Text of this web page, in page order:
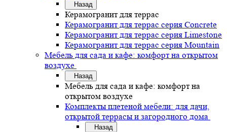
Назад
Керамогранит для террас
Керамогранит для террас серия Concrete
Керамогранит для террас серия Limestone
Керамогранит для террас серия Mountain
Мебель для сада и кафе: комфорт на открытом
воздухе
Назад
Мебель для сада и кафе: комфорт на
открытом воздухе
Комплекты плетеной мебели: для дачи,
открытой террасы и загородного дома
Назад